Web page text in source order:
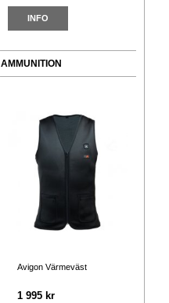
INFO
AMMUNITION
Avigon Värmeväst
1 995 kr